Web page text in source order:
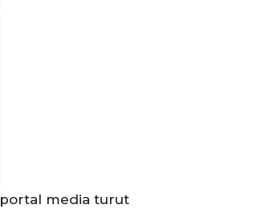
portal media turut